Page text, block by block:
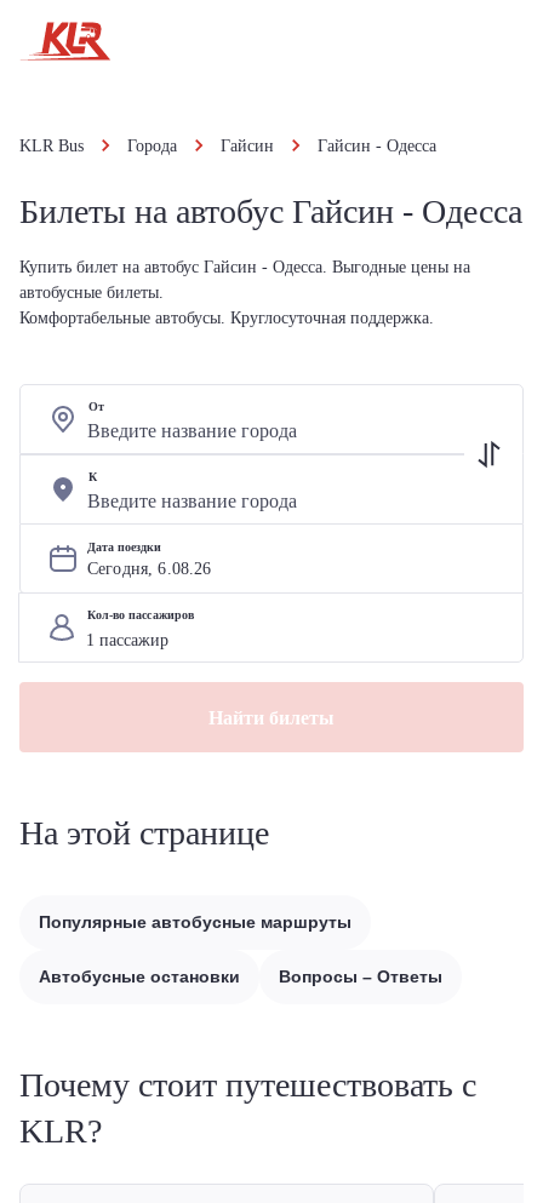
KLR Bus Города Гайсин Гайсин - Одесса
Билеты на автобус Гайсин - Одесса
Купить билет на автобус Гайсин - Одесса. Выгодные цены на
автобусные билеты.
Комфортабельные автобусы. Круглосуточная поддержка.
От
К
Дата поездки
Сегодня, 6.08.26
Кол-во пассажиров
Найти билеты
На этой странице
Популярные автобусные маршруты
Автобусные остановки Вопросы – Ответы
Почему стоит путешествовать с
KLR?